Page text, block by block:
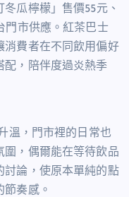
瓜檸檬」售價55元、
門市供應。紅茶巴士
消費者在不同飲用偏好
配，陪伴度過炎熱季
溫，門市裡的日常也
圍，偶爾能在等待飲品
討論，使原本單純的點
奏感。